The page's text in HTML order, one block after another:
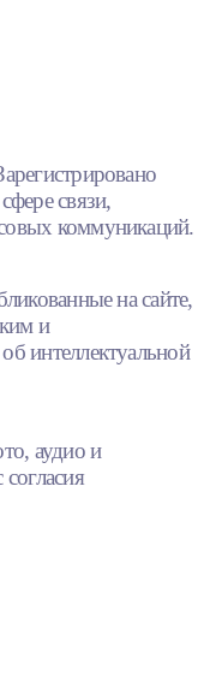
связи,
коммуникаций.
на сайте,
и
интеллектуальной
аудио и